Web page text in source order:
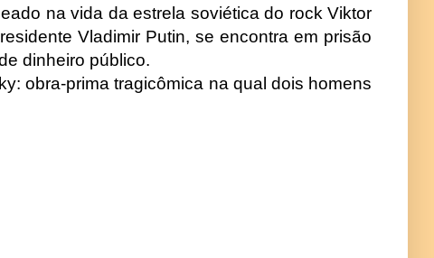
na vida da estrela soviética do rock Viktor
Vladimir Putin, se encontra em prisão
dinheiro público.
obra-prima tragicômica na qual dois homens